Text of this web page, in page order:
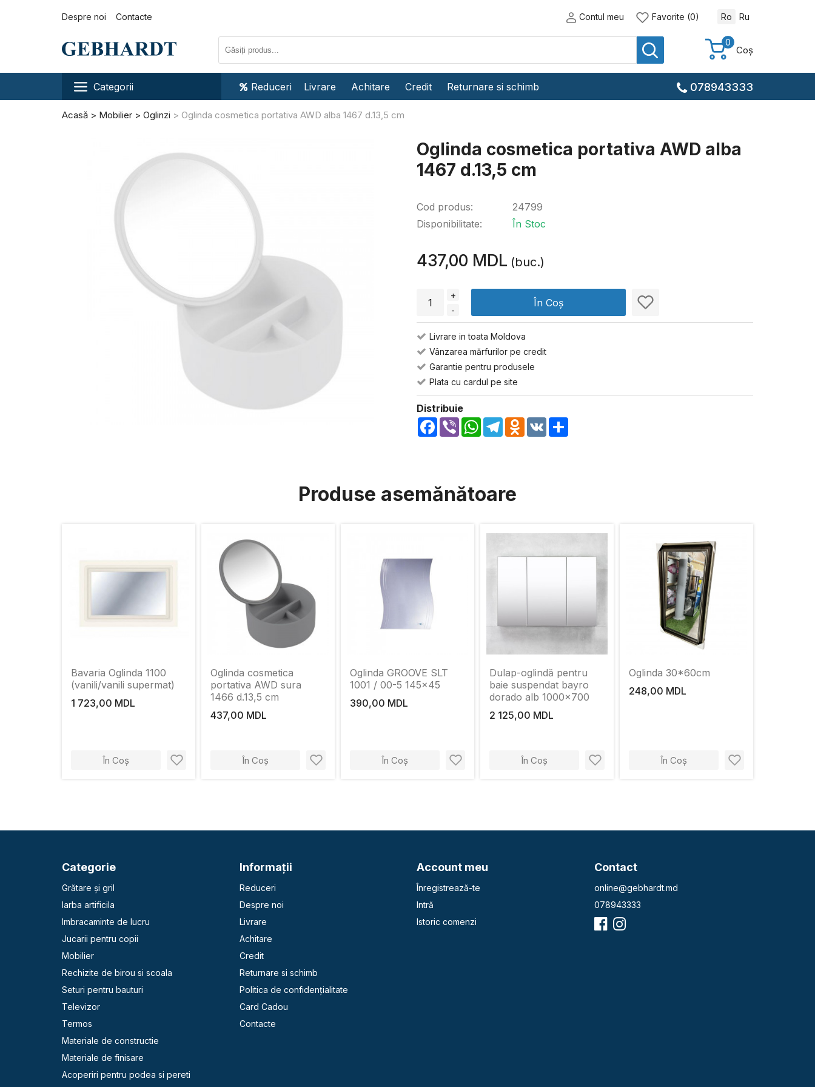
Despre noi Contacte Contul meu Favorite (0) Ro Ru
0
Coș
Categorii Reduceri Livrare Achitare Credit Returnare si schimb 078943333
Acasă Mobilier Oglinzi Oglinda cosmetica portativa AWD alba 1467 d.13,5 cm
Oglinda cosmetica portativa AWD alba
1467 d.13,5 cm
Cod produs:
Disponibilitate:
24799
În Stoc
437,00 MDL (buc.)
+
-
În Coș
Livrare in toata Moldova
Vânzarea mărfurilor pe credit
Garantie pentru produsele
Plata cu cardul pe site
Distribuie
Facebook
Viber WhatsApp
TelegramOdnoklassniki
VK
Produse asemănătoare
Bavaria Oglinda 1100
(vanili/vanili supermat)
1 723,00 MDL
În Coș
Oglinda cosmetica
portativa AWD sura
1466 d.13,5 cm
437,00 MDL
În Coș
Oglinda GROOVE SLT
1001 / 00-5 145x45
390,00 MDL
În Coș
Dulap-oglindă pentru
baie suspendat bayro
dorado alb 1000x700
2 125,00 MDL
În Coș
Oglinda 30*60cm
248,00 MDL
În Coș
Categorie
Grătare și gril
Iarba artificila
Imbracaminte de lucru
Jucarii pentru copii
Mobilier
Rechizite de birou si scoala
Seturi pentru bauturi
Televizor
Termos
Materiale de constructie
Materiale de finisare
Acoperiri pentru podea si pereti
Informaţii
Reduceri
Despre noi
Livrare
Achitare
Credit
Returnare si schimb
Politica de confidențialitate
Card Cadou
Contacte
Account meu
Înregistrează-te
Intră
Istoric comenzi
Contact
online@gebhardt.md
078943333